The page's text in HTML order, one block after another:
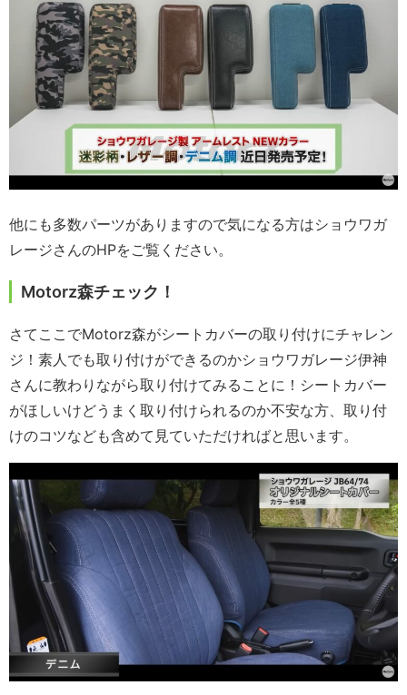
他にも多数パーツがありますので気になる方はショウワガ
レージさんのHPをご覧ください。
Motorz森チェック！
さてここでMotorz森がシートカバーの取り付けにチャレン
ジ！素人でも取り付けができるのかショウワガレージ伊神
さんに教わりながら取り付けてみることに！シートカバー
がほしいけどうまく取り付けられるのか不安な方、取り付
けのコツなども含めて見ていただければと思います。